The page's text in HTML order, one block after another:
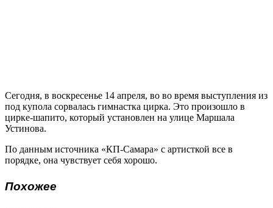
Сегодня, в воскресенье 14 апреля, во во время выступления из
под купола сорвалась гимнастка цирка. Это произошло в
цирке-шапито, который установлен на улице Маршала
Устинова.
По данным источника «КП-Самара» с артисткой все в
порядке, она чувствует себя хорошо.
Похожее